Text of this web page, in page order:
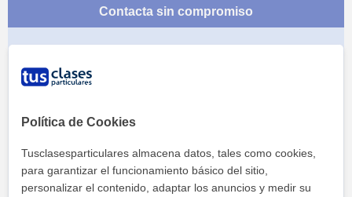
Contacta sin compromiso
Política de Cookies
Tusclasesparticulares almacena datos, tales como cookies,
para garantizar el funcionamiento básico del sitio,
personalizar el contenido, adaptar los anuncios y medir su